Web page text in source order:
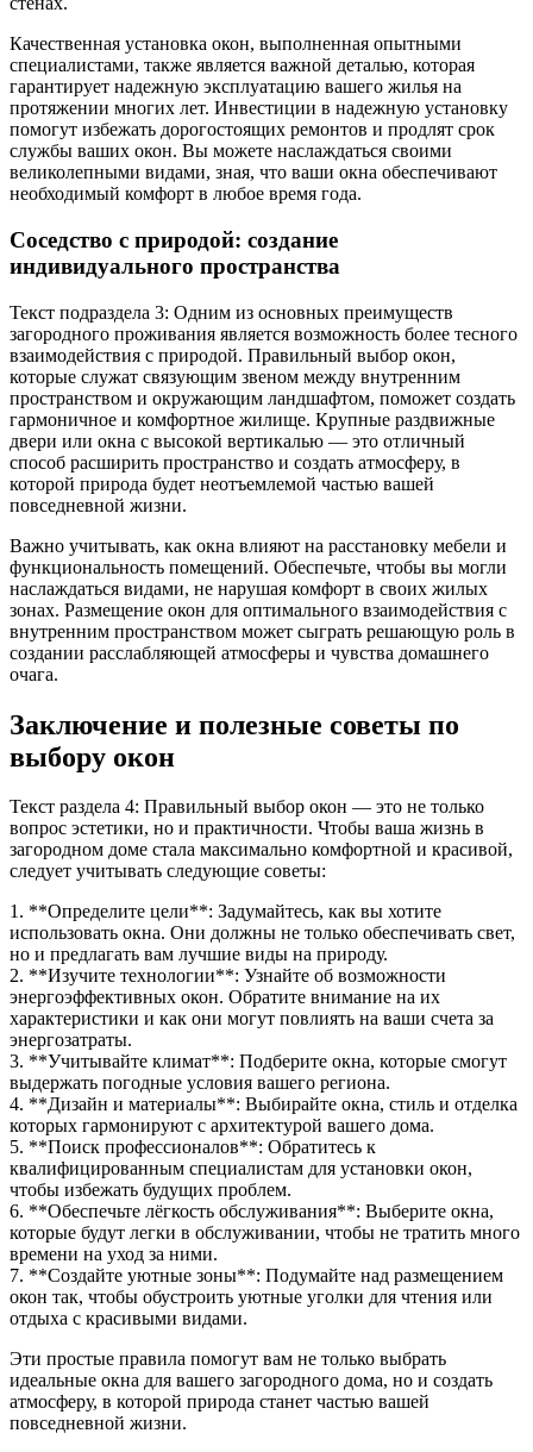
Качественная установка окон, выполненная опытными
специалистами, также является важной деталью, которая
гарантирует надежную эксплуатацию вашего жилья на
протяжении многих лет. Инвестиции в надежную установку
помогут избежать дорогостоящих ремонтов и продлят срок
службы ваших окон. Вы можете наслаждаться своими
великолепными видами, зная, что ваши окна обеспечивают
необходимый комфорт в любое время года.
Соседство с природой: создание
индивидуального пространства
Текст подраздела 3: Одним из основных преимуществ
загородного проживания является возможность более тесного
взаимодействия с природой. Правильный выбор окон,
которые служат связующим звеном между внутренним
пространством и окружающим ландшафтом, поможет создать
гармоничное и комфортное жилище. Крупные раздвижные
двери или окна с высокой вертикалью — это отличный
способ расширить пространство и создать атмосферу, в
которой природа будет неотъемлемой частью вашей
повседневной жизни.
Важно учитывать, как окна влияют на расстановку мебели и
функциональность помещений. Обеспечьте, чтобы вы могли
наслаждаться видами, не нарушая комфорт в своих жилых
зонах. Размещение окон для оптимального взаимодействия с
внутренним пространством может сыграть решающую роль в
создании расслабляющей атмосферы и чувства домашнего
очага.
Заключение и полезные советы по
выбору окон
Текст раздела 4: Правильный выбор окон — это не только
вопрос эстетики, но и практичности. Чтобы ваша жизнь в
загородном доме стала максимально комфортной и красивой,
следует учитывать следующие советы:
1. **Определите цели**: Задумайтесь, как вы хотите
использовать окна. Они должны не только обеспечивать свет,
но и предлагать вам лучшие виды на природу.
2. **Изучите технологии**: Узнайте об возможности
энергоэффективных окон. Обратите внимание на их
характеристики и как они могут повлиять на ваши счета за
энергозатраты.
3. **Учитывайте климат**: Подберите окна, которые смогут
выдержать погодные условия вашего региона.
4. **Дизайн и материалы**: Выбирайте окна, стиль и отделка
которых гармонируют с архитектурой вашего дома.
5. **Поиск профессионалов**: Обратитесь к
квалифицированным специалистам для установки окон,
чтобы избежать будущих проблем.
6. **Обеспечьте лёгкость обслуживания**: Выберите окна,
которые будут легки в обслуживании, чтобы не тратить много
времени на уход за ними.
7. **Создайте уютные зоны**: Подумайте над размещением
окон так, чтобы обустроить уютные уголки для чтения или
отдыха с красивыми видами.
Эти простые правила помогут вам не только выбрать
идеальные окна для вашего загородного дома, но и создать
атмосферу, в которой природа станет частью вашей
повседневной жизни.